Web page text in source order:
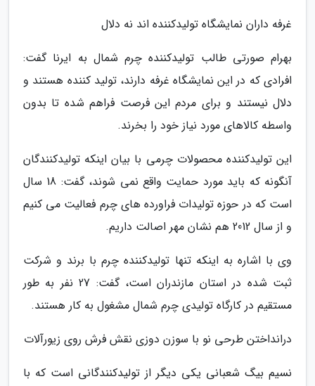
غرفه داران نمایشگاه تولیدکننده اند نه دلال
بهرام صورتی طالب تولیدکننده چرم شمال به ایرنا گفت:
افرادی که در این نمایشگاه غرفه دارند، تولید کننده هستند و
دلال نیستند و برای مردم این فرصت فراهم شده تا بدون
واسطه کالاهای مورد نیاز خود را بخرند.
این تولیدکننده محصولات چرمی با بیان اینکه تولیدکنندگان
آنگونه که باید مورد حمایت واقع نمی شوند، گفت: 18 سال
است که در حوزه تولیدات فراورده های چرم فعالیت می کنیم
و از سال 2012 هم نشان مهر اصالت داریم.
وی با اشاره به اینکه تنها تولیدکننده چرم با برند و شرکت
ثبت شده در استان مازندران است، گفت: 27 نفر به طور
مستقیم در کارگاه تولیدی چرم شمال مشغول به کار هستند.
درانداختن طرحی نو با سوزن دوزی نقش فرش روی زیورآلات
نسیم بیگ شعبانی یکی دیگر از تولیدکنندگانی است که با